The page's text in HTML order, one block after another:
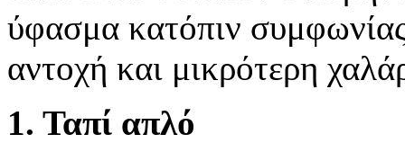
ύφασμα κατόπιν
αντοχή και μικρότερη
1. Ταπί απλό